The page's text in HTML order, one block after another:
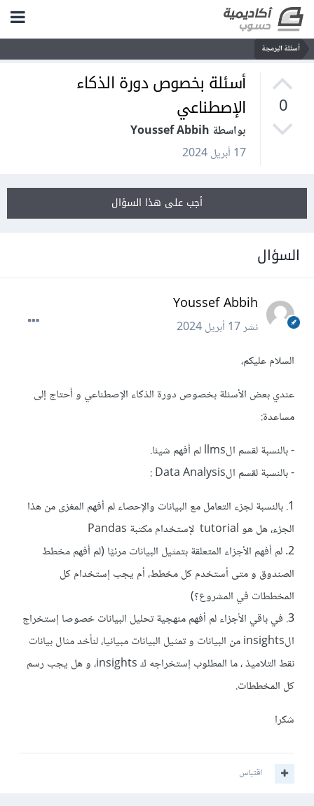
أسئلة البرمجة
0
أسئلة بخصوص دورة الذكاء
الإصطناعي
بواسطة Youssef Abbih
17 أبريل 2024
أجب على هذا السؤال
السؤال
Youssef Abbih
نشر17 أبريل 2024
السلام عليكم،
عندي بعض الأسئلة بخصوص دورة الذكاء الإصطناعي و أحتاج إلى
مساعدة:
- بالنسبة لقسم الllms لم أفهم شيئا.
- بالنسبة لقسم الData Analysis :
1. بالنسبة لجزء التعامل مع البيانات والإحصاء لم أفهم المغزى من هذا
الجزء، هل هو tutorial لإستخدام مكتبة Pandas
2. لم أفهم الأجزاء المتعلقة بتمثيل البيانات مرئيًا (لم أفهم مخطط
الصندوق و متى أستخدم كل مخطط، أم يجب إستخدام كل
المخططات في المشروع؟)
3. في باقي الأجزاء لم أفهم منهجية تحليل البيانات خصوصا إستخراج
الinsights من البيانات و تمثيل البيانات مبيانيا، لنأخد مثال بيانات
نقط التلاميذ ، ما المطلوب إستخراجه ك insights، و هل يجب رسم
كل المخططات.
شكرا
اقتباس